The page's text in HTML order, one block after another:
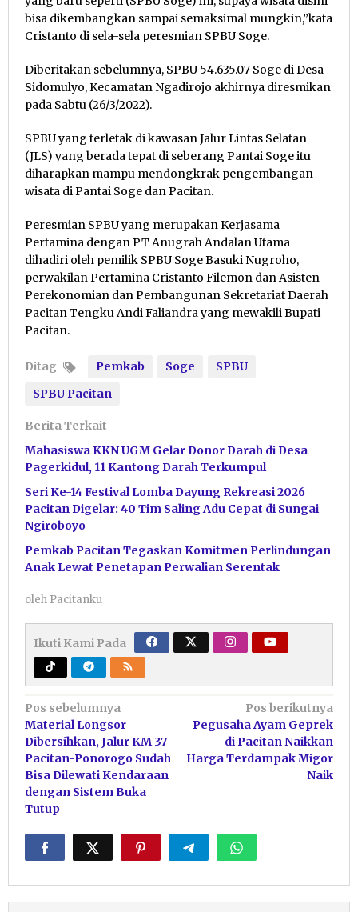
bisa dikembangkan sampai semaksimal mungkin,”kata
Cristanto di sela-sela peresmian SPBU Soge.
Diberitakan sebelumnya, SPBU 54.635.07 Soge di Desa
Sidomulyo, Kecamatan Ngadirojo akhirnya diresmikan
pada Sabtu (26/3/2022).
SPBU yang terletak di kawasan Jalur Lintas Selatan
(JLS) yang berada tepat di seberang Pantai Soge itu
diharapkan mampu mendongkrak pengembangan
wisata di Pantai Soge dan Pacitan.
Peresmian SPBU yang merupakan Kerjasama
Pertamina dengan PT Anugrah Andalan Utama
dihadiri oleh pemilik SPBU Soge Basuki Nugroho,
perwakilan Pertamina Cristanto Filemon dan Asisten
Perekonomian dan Pembangunan Sekretariat Daerah
Pacitan Tengku Andi Faliandra yang mewakili Bupati
Pacitan.
Ditag Pemkab Soge
SPBU
SPBU Pacitan
Berita Terkait
Mahasiswa KKN UGM Gelar Donor Darah di Desa
Pagerkidul, 11 Kantong Darah Terkumpul
Seri Ke-14 Festival Lomba Dayung Rekreasi 2026
Pacitan Digelar: 40 Tim Saling Adu Cepat di Sungai
Ngiroboyo
Pemkab Pacitan Tegaskan Komitmen Perlindungan
Anak Lewat Penetapan Perwalian Serentak
oleh Pacitanku
Ikuti Kami Pada
Navigasi
pos
Pos sebelumnya
Material Longsor
Dibersihkan, Jalur KM 37
Pacitan-Ponorogo Sudah
Bisa Dilewati Kendaraan
dengan Sistem Buka
Tutup
Pos berikutnya
Pegusaha Ayam Geprek
di Pacitan Naikkan
Harga Terdampak Migor
Naik